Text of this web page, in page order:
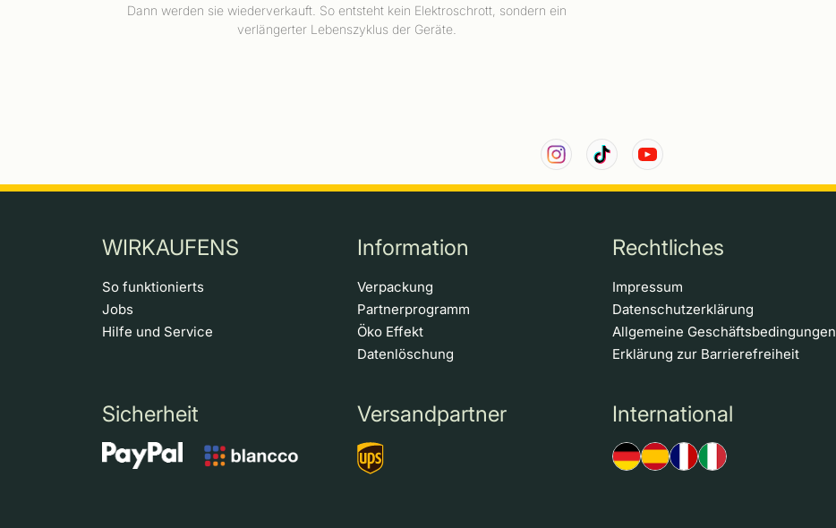
Dann werden sie wiederverkauft. So entsteht kein Elektroschrott, sondern ein
verlängerter Lebenszyklus der Geräte.
WIRKAUFENS
So funktionierts
Jobs
Hilfe und Service
Information
Verpackung
Partnerprogramm
Öko Effekt
Datenlöschung
Rechtliches
Impressum
Datenschutzerklärung
Allgemeine Geschäftsbedingungen
Erklärung zur Barrierefreiheit
Sicherheit Versandpartner International